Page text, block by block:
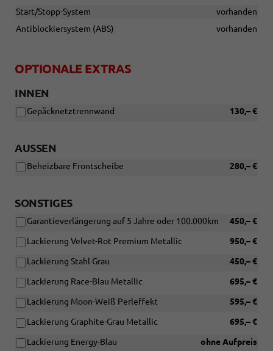
Start/Stopp-System
vorhanden
Antiblockiersystem (ABS)
vorhanden
OPTIONALE EXTRAS
INNEN
130,– €
Gepäcknetztrennwand
AUSSEN
280,– €
Beheizbare Frontscheibe
SONSTIGES
450,– €
Garantieverlängerung auf 5 Jahre oder 100.000km
950,– €
Lackierung Velvet-Rot Premium Metallic
450,– €
Lackierung Stahl Grau
695,– €
Lackierung Race-Blau Metallic
595,– €
Lackierung Moon-Weiß Perleffekt
695,– €
Lackierung Graphite-Grau Metallic
ohne Aufpreis
Lackierung Energy-Blau